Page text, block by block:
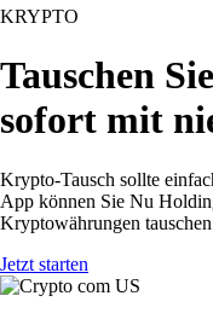
KRYPTO
Tauschen
sofort mit
Krypto-Tausch sollte
App können Sie Nu
Kryptowährungen
Jetzt starten